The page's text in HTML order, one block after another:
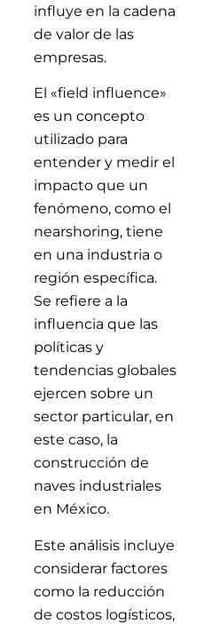
influye en la cadena
de valor de las
empresas.
El «field influence»
es un concepto
utilizado para
entender y medir el
impacto que un
fenómeno, como el
nearshoring, tiene
en una industria o
región específica.
Se refiere a la
influencia que las
políticas y
tendencias globales
ejercen sobre un
sector particular, en
este caso, la
construcción de
naves industriales
en México.
Este análisis incluye
considerar factores
como la reducción
de costos logísticos,